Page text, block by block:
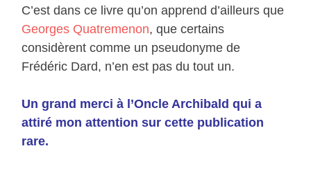
C’est dans ce livre qu’on apprend d’ailleurs que
Georges Quatremenon, que certains
considèrent comme un pseudonyme de
Frédéric Dard, n’en est pas du tout un.
Un grand merci à l’Oncle Archibald qui a
attiré mon attention sur cette publication
rare.